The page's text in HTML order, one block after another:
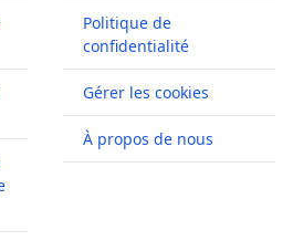
Politique de
confidentialité
Gérer les cookies
À propos de nous